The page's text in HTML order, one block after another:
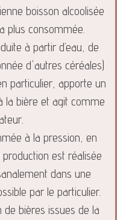
boisson alcoolisée
plus consommée.
à partir d’eau, de
d'autres céréales)
particulier, apporte un
bière et agit comme
à la pression, en
est réalisée
dans une
par le particulier.
de bières issues de la